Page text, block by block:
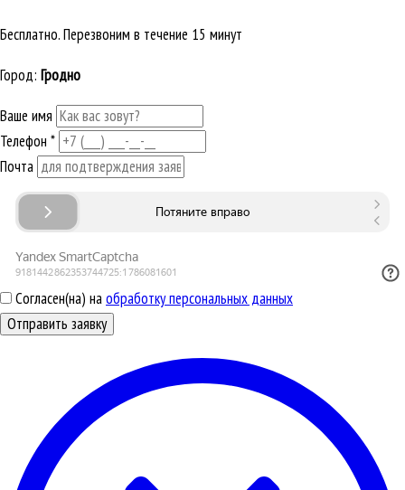
Бесплатно. Перезвоним в течение 15 минут
Город: Гродно
Ваше имя
Телефон *
Почта
Согласен(на) наобработку персональных данных
Отправить заявку